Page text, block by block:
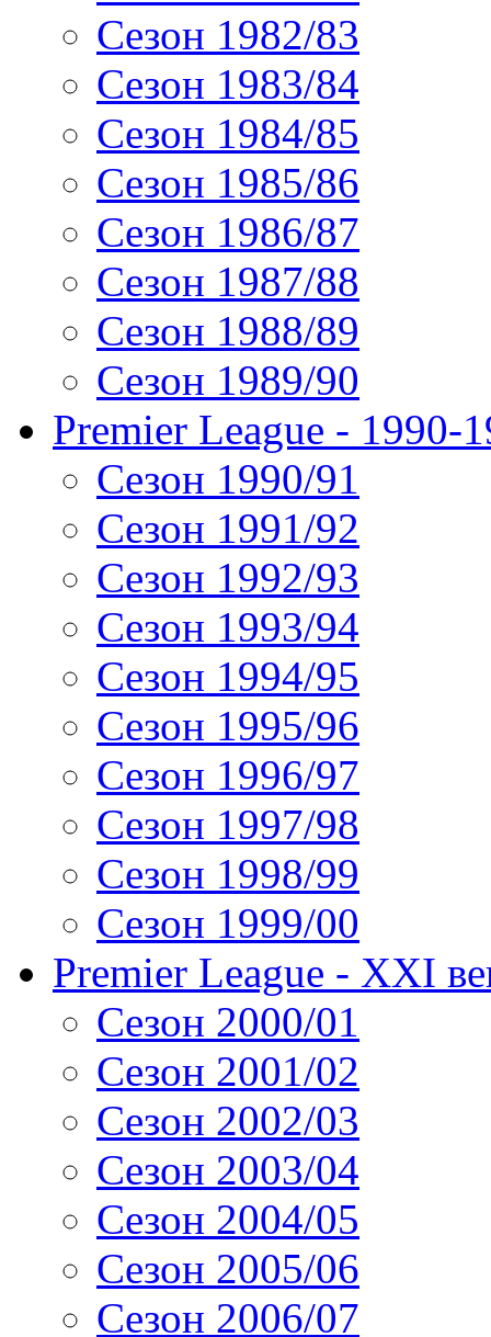
Сезон 1982/83
Сезон 1983/84
Сезон 1984/85
Сезон 1985/86
Сезон 1986/87
Сезон 1987/88
Сезон 1988/89
Сезон 1989/90
Premier League - 1990-
Сезон 1990/91
Сезон 1991/92
Сезон 1992/93
Сезон 1993/94
Сезон 1994/95
Сезон 1995/96
Сезон 1996/97
Сезон 1997/98
Сезон 1998/99
Сезон 1999/00
Premier League - XXI
Сезон 2000/01
Сезон 2001/02
Сезон 2002/03
Сезон 2003/04
Сезон 2004/05
Сезон 2005/06
Сезон 2006/07